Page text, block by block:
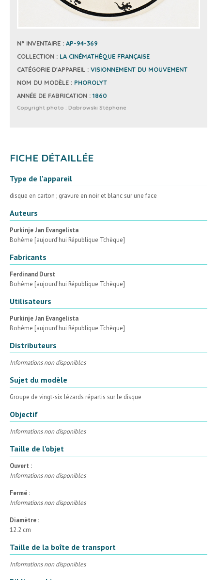
N° INVENTAIRE : AP-94-369
COLLECTION : LA CINÉMATHÈQUE FRANÇAISE
CATÉGORIE D'APPAREIL : VISIONNEMENT DU MOUVEMENT
NOM DU MODÈLE : PHOROLYT
ANNÉE DE FABRICATION : 1860
Copyright photo : Dabrowski Stéphane
FICHE DÉTAILLÉE
Type de l'appareil
disque en carton ; gravure en noir et blanc sur une face
Auteurs
Purkinje Jan Evangelista
Bohême [aujourd'hui République Tchèque]
Fabricants
Ferdinand Durst
Bohême [aujourd'hui République Tchèque]
Utilisateurs
Purkinje Jan Evangelista
Bohême [aujourd'hui République Tchèque]
Distributeurs
Informations non disponibles
Sujet du modèle
Groupe de vingt-six lézards répartis sur le disque
Objectif
Informations non disponibles
Taille de l'objet
Ouvert :
Informations non disponibles
Fermé :
Informations non disponibles
Diamètre :
12.2 cm
Taille de la boîte de transport
Informations non disponibles